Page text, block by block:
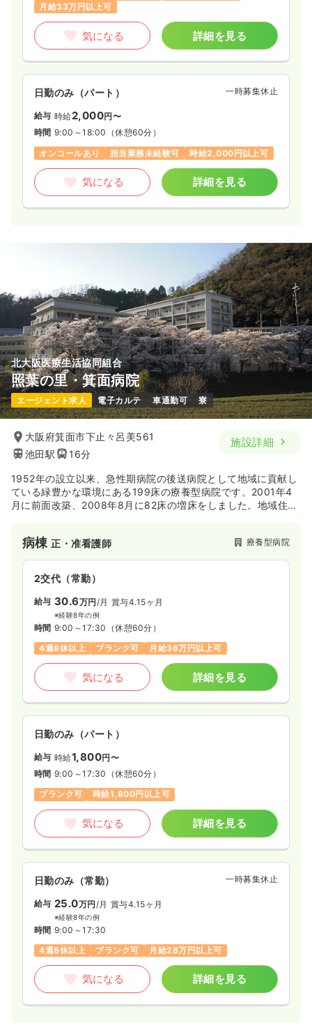
月給33万円以上可
気になる 詳細を見る
日勤のみ（パート） 一時募集休止
給与 時給2,000円〜
時間 9:00～18:00 （休憩60分）
オンコールあり
担当業務未経験可 時給2,000円以上可
気になる 詳細を見る
北大阪医療生活協同組合
照葉の里・箕面病院
エージェント求人 電子カルテ 車通勤可 寮
大阪府箕面市下止々呂美561
池田駅
16分
施設詳細
1952年の設立以来、急性期病院の後送病院として地域に貢献し
ている緑豊かな環境にある199床の療養型病院です。2001年4
月に前面改築、2008年8月に82床の増床をしました。地域住民
病棟正・准看護師 療養型病院
2交代（常勤）
給与 30.6万円 /月 賞与4.15ヶ月
※経験8年の例
時間 9:00～17:30 （休憩60分）
4週8休以上
ブランク可 月給36万円以上可
気になる 詳細を見る
日勤のみ（パート）
給与 時給1,800円〜
時間 9:00～17:30 （休憩60分）
ブランク可
時給1,800円以上可
気になる 詳細を見る
日勤のみ（常勤） 一時募集休止
給与 25.0万円 /月 賞与4.15ヶ月
※経験8年の例
時間 9:00～17:30
4週8休以上
ブランク可 月給28万円以上可
気になる 詳細を見る